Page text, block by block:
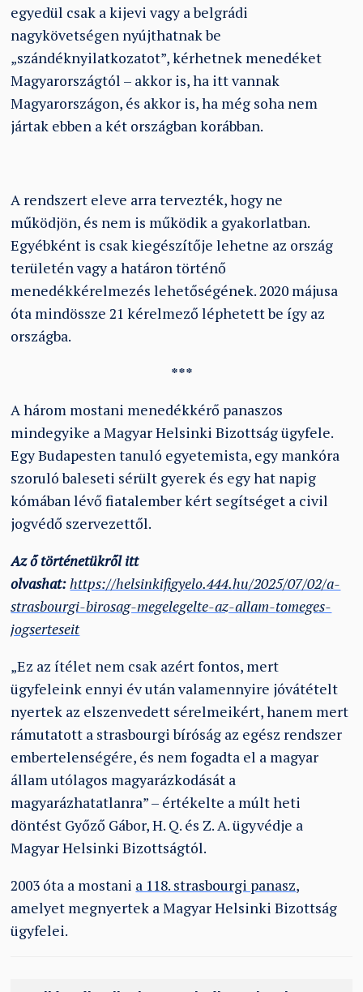
egyedül csak a kijevi vagy a belgrádi
nagykövetségen nyújthatnak be
„szándéknyilatkozatot”, kérhetnek menedéket
Magyarországtól – akkor is, ha itt vannak
Magyarországon, és akkor is, ha még soha nem
jártak ebben a két országban korábban.
A rendszert eleve arra tervezték, hogy ne
működjön, és nem is működik a gyakorlatban.
Egyébként is csak kiegészítője lehetne az ország
területén vagy a határon történő
menedékkérelmezés lehetőségének. 2020 májusa
óta mindössze 21 kérelmező léphetett be így az
országba.
***
A három mostani menedékkérő panaszos
mindegyike a Magyar Helsinki Bizottság ügyfele.
Egy Budapesten tanuló egyetemista, egy mankóra
szoruló baleseti sérült gyerek és egy hat napig
kómában lévő fiatalember kért segítséget a civil
jogvédő szervezettől.
Az ő történetükről itt
olvashat:https://helsinkifigyelo.444.hu/2025/07/02/a-
strasbourgi-birosag-megelegelte-az-allam-tomeges-
jogserteseit
„Ez az ítélet nem csak azért fontos, mert
ügyfeleink ennyi év után valamennyire jóvátételt
nyertek az elszenvedett sérelmeikért, hanem mert
rámutatott a strasbourgi bíróság az egész rendszer
embertelenségére, és nem fogadta el a magyar
állam utólagos magyarázkodását a
magyarázhatatlanra” – értékelte a múlt heti
döntést Győző Gábor, H. Q. és Z. A. ügyvédje a
Magyar Helsinki Bizottságtól.
2003 óta a mostani a 118. strasbourgi panasz,
amelyet megnyertek a Magyar Helsinki Bizottság
ügyfelei.